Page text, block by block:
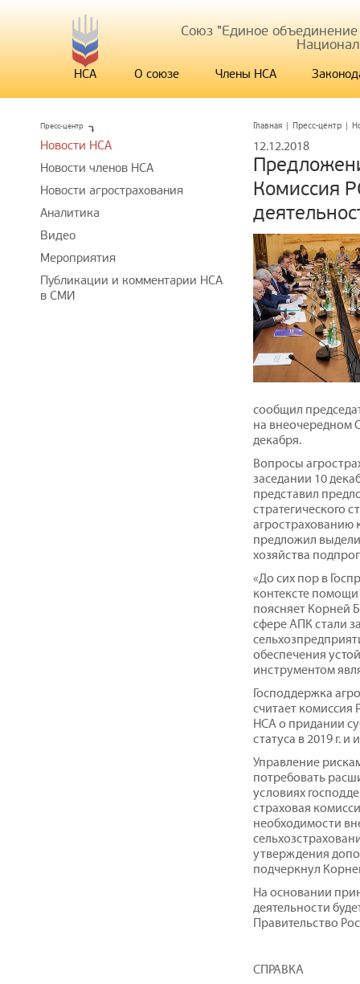
Союз "Единое
НСА О союзе Члены НСА
Главная | Пресс-центр |
12.12.2018
Комиссия
сообщил
на внеочередном
декабря.
Вопросы
заседании 10
представил
стратегического
агрострахованию
предложил
хозяйства
«До сих пор в
контексте
поясняет Корней
сфере АПК стали
обеспечения
инструментом
Господдержка
считает
НСА о придании
статуса в 2019 г.
Управление
потребовать
условиях
страховая
необходимости
утверждения
подчеркнул
На основании
деятельности
Правительство
СПРАВКА
Пресс-центр
Новости НСА
Новости членов НСА
Новости агрострахования
Аналитика
Видео
Мероприятия
Публикации и комментарии НСА
в СМИ